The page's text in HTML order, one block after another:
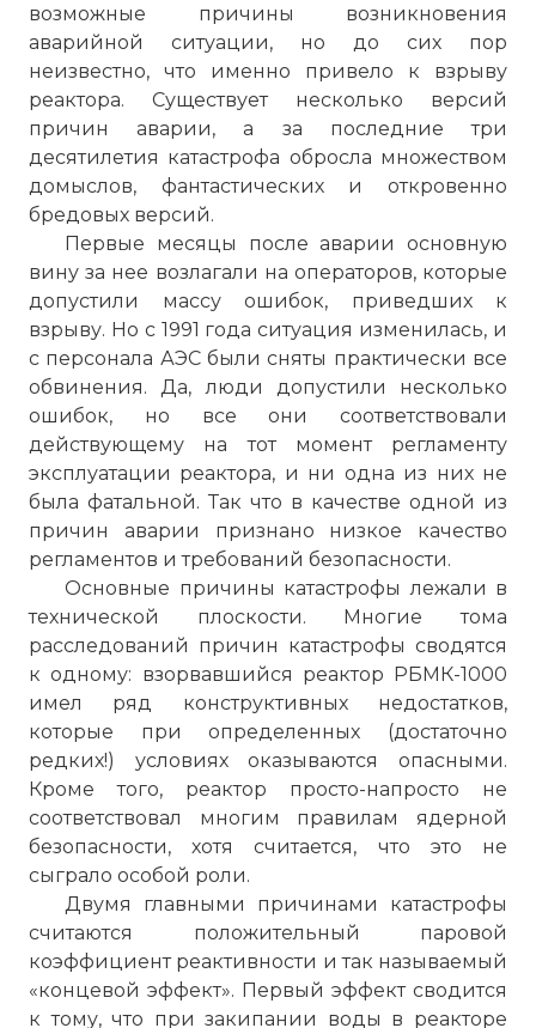
возможные причины возникновения
аварийной ситуации, но до сих пор
неизвестно, что именно привело к взрыву
реактора. Существует несколько версий
причин аварии, а за последние три
десятилетия катастрофа обросла множеством
домыслов, фантастических и откровенно
бредовых версий.
Первые месяцы после аварии основную
вину за нее возлагали на операторов, которые
допустили массу ошибок, приведших к
взрыву. Но с 1991 года ситуация изменилась, и
с персонала АЭС были сняты практически все
обвинения. Да, люди допустили несколько
ошибок, но все они соответствовали
действующему на тот момент регламенту
эксплуатации реактора, и ни одна из них не
была фатальной. Так что в качестве одной из
причин аварии признано низкое качество
регламентов и требований безопасности.
Основные причины катастрофы лежали в
технической плоскости. Многие тома
расследований причин катастрофы сводятся
к одному: взорвавшийся реактор РБМК-1000
имел ряд конструктивных недостатков,
которые при определенных (достаточно
редких!) условиях оказываются опасными.
Кроме того, реактор просто-напросто не
соответствовал многим правилам ядерной
безопасности, хотя считается, что это не
сыграло особой роли.
Двумя главными причинами катастрофы
считаются положительный паровой
коэффициент реактивности и так называемый
«концевой эффект». Первый эффект сводится
к тому, что при закипании воды в реакторе